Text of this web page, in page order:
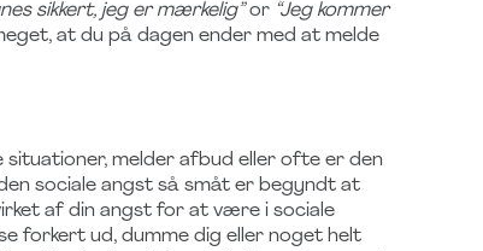
sikkert, jeg er mærkelig”or “Jeg kommer
at du på dagen ender med at melde
situationer, melder afbud eller ofte er den
sociale angst så småt er begyndt at
af din angst for at være i sociale
forkert ud, dumme dig eller noget helt